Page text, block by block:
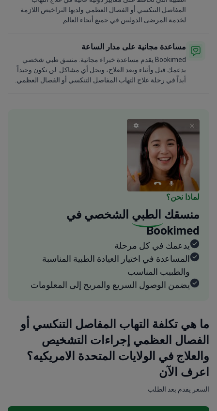
ما هي تكلفة التهاب المفاصل التنكسي أو
الفصال العظمي إجراءات التشخيص
والعلاج في الولايات المتحدة الامريكيه؟
اعرف الآن
السعر يقدم بعد الطلب
المفاصل التنكسي أو الفصال العظمي ولديها التراخيص اللازمة
لخدمة المرضى الدوليين في جميع أنحاء العالم.
مساعدة مجانية على مدار الساعة
Bookimed يقدم مساعدة خبراء مجانية. منسق طبي شخصي
يدعمك قبل وأثناء وبعد العلاج، ويحل أي مشاكل. لن تكون وحيداً
أبداً في رحلة علاج التهاب المفاصل التنكسي أو الفصال العظمي.
لماذا نحن؟
منسقك الطبي الشخصي في
Bookimed
يدعمك في كل مرحلة
المساعدة في اختيار العيادة الطبية المناسبة
والطبيب المناسب
يضمن الوصول السريع والمريح إلى المعلومات